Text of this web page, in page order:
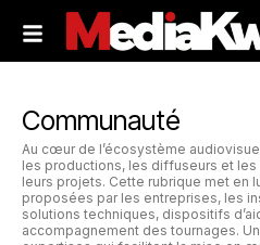
Communauté
Au cœur de l’écosystème
les productions, les diffuseurs et
leurs projets. Cette rubrique met en
proposées par les entreprises, les
solutions techniques, dispositifs
accompagnement des tournages.